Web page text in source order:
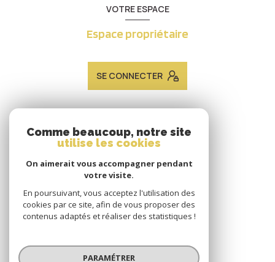
VOTRE ESPACE
Espace propriétaire
SE CONNECTER
ADHÉRENTS
Nous adhérons
Comme beaucoup, notre site
utilise les cookies
On aimerait vous accompagner pendant
votre visite.
En poursuivant, vous acceptez l'utilisation des
cookies par ce site, afin de vous proposer des
contenus adaptés et réaliser des statistiques !
PARAMÉTRER